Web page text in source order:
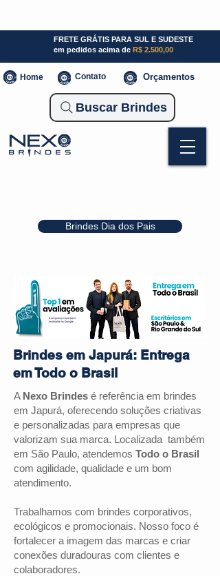
Brindes Dia dos Pais
FRETE GRÁTIS PARA SUL E SUDESTE
em pedidos acima de R$ 2.500,00
Home Contato Orçamentos
Buscar Brindes
Brindes em Japurá: Entrega
em Todo o Brasil
A Nexo Brindes é referência em brindes
em Japurá, oferecendo soluções criativas
e personalizadas para empresas que
valorizam sua marca. Localizada também
em São Paulo, atendemos Todo o Brasil
com agilidade, qualidade e um bom
atendimento.
Trabalhamos com brindes corporativos,
ecológicos e promocionais. Nosso foco é
fortalecer a imagem das marcas e criar
conexões duradouras com clientes e
colaboradores.